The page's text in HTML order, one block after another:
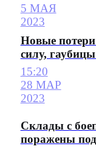
5 МАЯ
2023
Новые
силу,
15:20
28 МАР
2023
Склады с
поражены